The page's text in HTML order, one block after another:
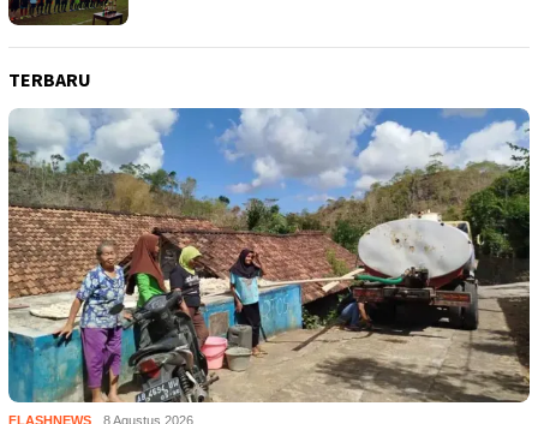
TERBARU
FLASHNEWS 8 Agustus 2026